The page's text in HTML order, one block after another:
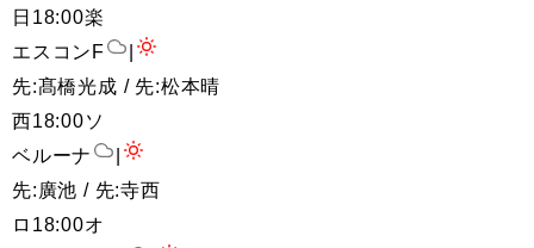
日 18:00楽
エスコンF
先:髙橋光成 / 先:松本晴
西18:00ソ
ベルーナ
先:廣池 / 先:寺西
ロ 18:00オ